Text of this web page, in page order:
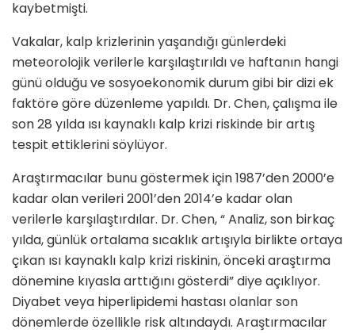
kaybetmişti.
Vakalar, kalp krizlerinin yaşandığı günlerdeki
meteorolojik verilerle karşılaştırıldı ve haftanın hangi
günü olduğu ve sosyoekonomik durum gibi bir dizi ek
faktöre göre düzenleme yapıldı. Dr. Chen, çalışma ile
son 28 yılda ısı kaynaklı kalp krizi riskinde bir artış
tespit ettiklerini söylüyor.
Araştırmacılar bunu göstermek için 1987’den 2000’e
kadar olan verileri 2001’den 2014’e kadar olan
verilerle karşılaştırdılar. Dr. Chen, “ Analiz, son birkaç
yılda, günlük ortalama sıcaklık artışıyla birlikte ortaya
çıkan ısı kaynaklı kalp krizi riskinin, önceki araştırma
dönemine kıyasla arttığını gösterdi” diye açıklıyor.
Diyabet veya hiperlipidemi hastası olanlar son
dönemlerde özellikle risk altındaydı. Araştırmacılar